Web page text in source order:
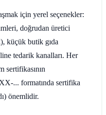
için yerel seçenekler:
doğrudan üretici
küçük butik gıda
tedarik kanalları. Her
sertifikasının
... formatında sertifika
önemlidir.